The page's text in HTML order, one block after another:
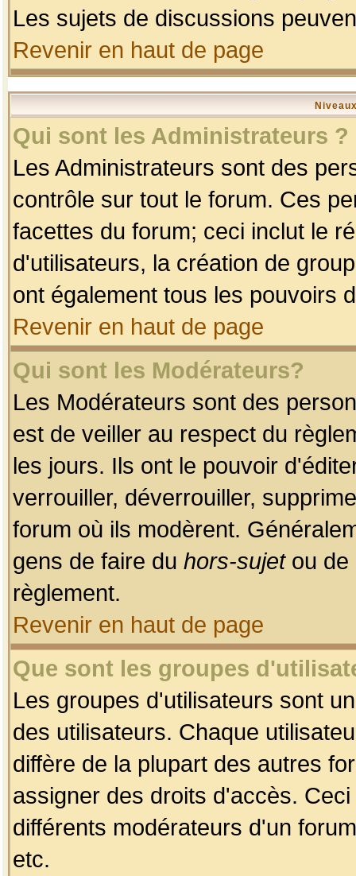
Les sujets de discussions
Revenir en haut de page
Qui sont les Administrateurs ?
Les Administrateurs sont des
contrôle sur tout le forum. Ces
facettes du forum; ceci inclut le
d'utilisateurs, la création de
ont également tous les pouvoirs
Revenir en haut de page
Qui sont les Modérateurs?
Les Modérateurs sont des
est de veiller au respect du
les jours. Ils ont le pouvoir
verrouiller, déverrouiller,
forum où ils modèrent.
gens de faire du hors-sujetou de
règlement.
Revenir en haut de page
Que sont les groupes
Les groupes d'utilisateurs sont
des utilisateurs. Chaque
diffère de la plupart des autres
assigner des droits d'accès.
différents modérateurs d'un
etc.